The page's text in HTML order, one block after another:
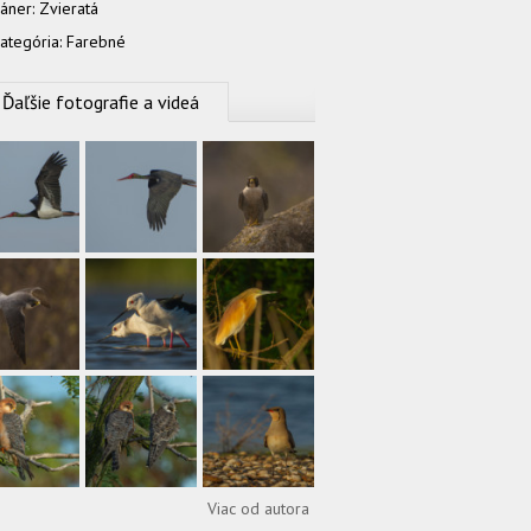
Zvieratá
Farebné
Ďaľšie fotografie a videá
Viac od autora